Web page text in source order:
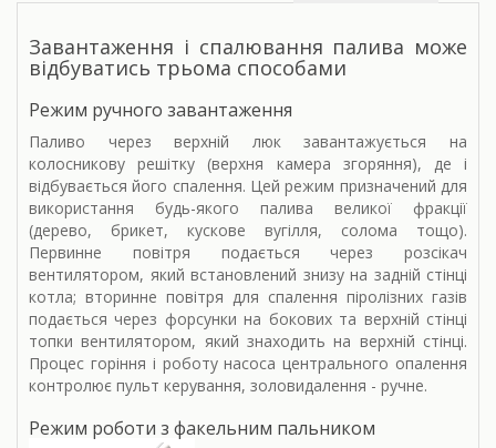
Завантаження і спалювання палива може
відбуватись трьома способами
Режим ручного завантаження
Паливо через верхній люк завантажується на
колосникову решітку (верхня камера згоряння), де і
відбувається його спалення. Цей режим призначений для
використання будь-якого палива великої фракції
(дерево, брикет, кускове вугілля, солома тощо).
Первинне повітря подається через розсікач
вентилятором, який встановлений знизу на задній стінці
котла; вторинне повітря для спалення піролізних газів
подається через форсунки на бокових та верхній стінці
топки вентилятором, який знаходить на верхній стінці.
Процес горіння і роботу насоса центрального опалення
контролює пульт керування, золовидалення - ручне.
Режим роботи з факельним пальником